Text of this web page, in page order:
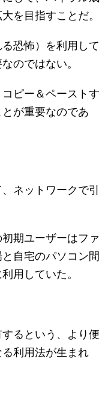
を目指すことだ。
恐怖）を利用して
のではない。
ピー＆ペーストす
が重要なのであ
ネットワークで引
期ユーザーはファ
自宅のパソコン間
用していた。
るという、より便
利用法が生まれ